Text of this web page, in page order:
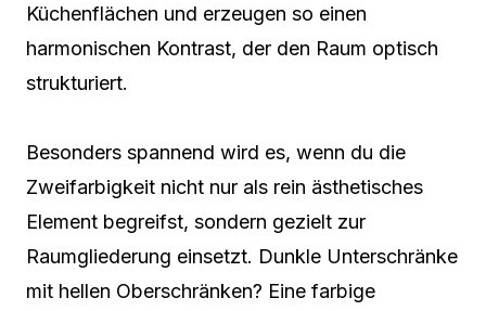
Küchenflächen und erzeugen so einen
harmonischen Kontrast, der den Raum optisch
strukturiert.
Besonders spannend wird es, wenn du die
Zweifarbigkeit nicht nur als rein ästhetisches
Element begreifst, sondern gezielt zur
Raumgliederung einsetzt. Dunkle Unterschränke
mit hellen Oberschränken? Eine farbige